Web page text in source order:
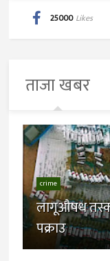
25000 Likes
ताजा खबर
crime
लागूऔषध
पक्राउ